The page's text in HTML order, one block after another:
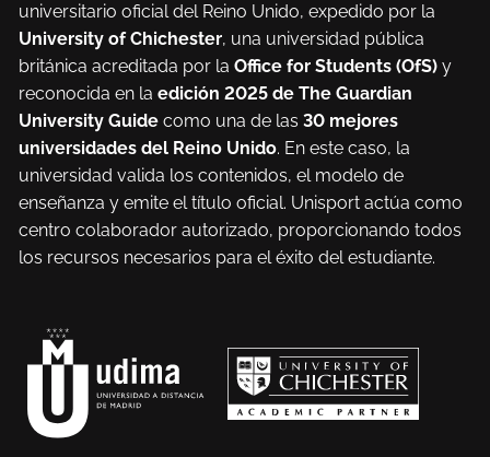
universitario oficial del Reino Unido, expedido por la
University of Chichester, una universidad pública
británica acreditada por la Office for Students (OfS)y
reconocida en la edición 2025 de The Guardian
University Guidecomo una de las 30 mejores
universidades del Reino Unido. En este caso, la
universidad valida los contenidos, el modelo de
enseñanza y emite el título oficial. Unisport actúa como
centro colaborador autorizado, proporcionando todos
los recursos necesarios para el éxito del estudiante.